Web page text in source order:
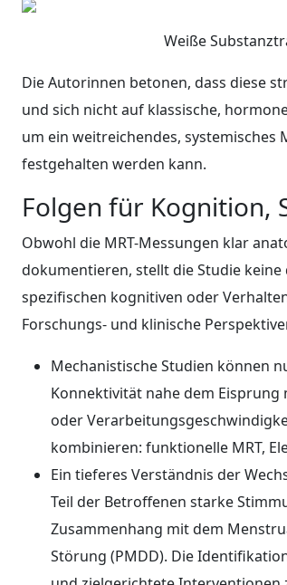
Weiße
Die Autorinnen betonen, dass diese
und sich nicht auf klassische,
um ein weitreichendes, systemisches
festgehalten werden kann.
Folgen für Kognition,
Obwohl die MRT-Messungen klar
dokumentieren, stellt die Studie
spezifischen kognitiven oder
Forschungs- und klinische
Mechanistische Studien können
Konnektivität nahe dem
oder
kombinieren: funktionelle MRT,
Ein tieferes Verständnis der
Teil der Betroffenen starke
Zusammenhang mit dem
Störung (PMDD). Die